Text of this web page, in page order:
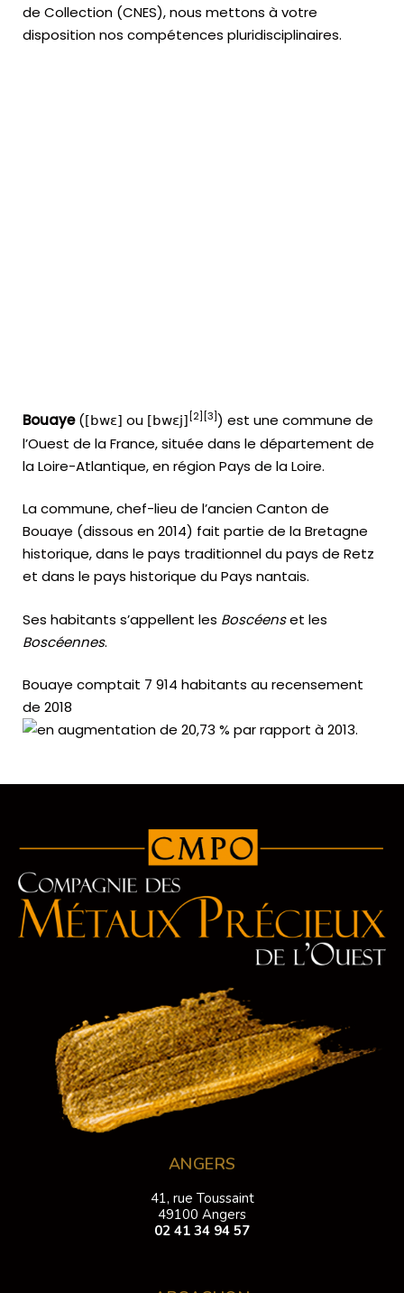
de Collection (CNES),nous mettons à votre
disposition nos compétences pluridisciplinaires.
Bouaye([bwɛ] ou [bwɛj] [2] [3]) est une commune de
l’Ouest de la France, située dans le département de
la Loire-Atlantique, en région Pays de la Loire.
La commune, chef-lieu de l’ancien Canton de
Bouaye (dissous en 2014) fait partie de la Bretagne
historique, dans le pays traditionnel du pays de Retz
et dans le pays historique du Pays nantais.
Ses habitants s’appellent les Boscéenset les
Boscéennes.
Bouaye comptait 7 914 habitants au recensement
de 2018
.
ANGERS
41, rue Toussaint
49100 Angers
02 41 34 94 57